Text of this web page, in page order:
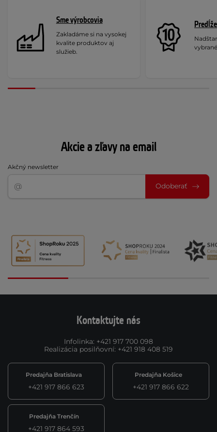
Sme výrobcovia
Zakladáme si na vysokej
kvalite produktov aj
služieb.
Akcie a zľavy na email
Akčný newsletter
Odoberať
Kontaktujte nás
Infolinka: +421 917 700 098
Realizácia posilňovní: +421 918 408 519
Predajňa Bratislava
+421 917 866 623
Predajňa Košice
+421 917 866 622
Predajňa Trenčín
+421 917 864 593